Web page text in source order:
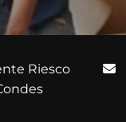
Riesco